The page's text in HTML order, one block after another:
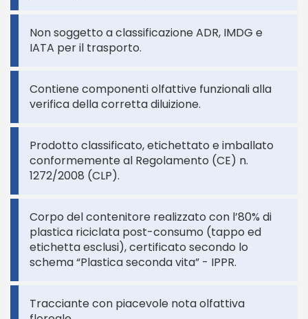
Non soggetto a classificazione ADR, IMDG e
IATA per il trasporto.
Contiene componenti olfattive funzionali alla
verifica della corretta diluizione.
Prodotto classificato, etichettato e imballato
conformemente al Regolamento (CE) n.
1272/2008 (CLP).
Corpo del contenitore realizzato con l’80% di
plastica riciclata post-consumo (tappo ed
etichetta esclusi), certificato secondo lo
schema “Plastica seconda vita” - IPPR.
Tracciante con piacevole nota olfattiva